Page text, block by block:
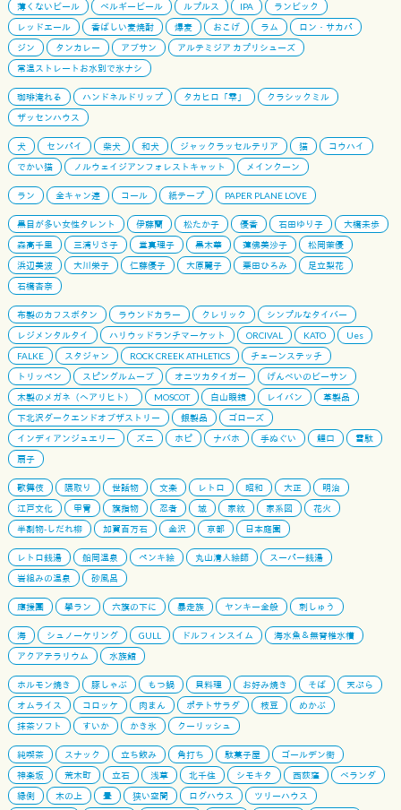
薄くないビール ベルギービール ルプルス IPA
ランビック
レッドエール
香ばしい麦焼酎 爆麦 おこげ ラム
ロン・サカパ
ジン
タンカレー アブサン
アルテミジア カプリシューズ
常温ストレートお水別で氷ナシ
珈琲淹れる ハンドネルドリップ タカヒロ「雫」
クラシックミル
ザッセンハウス
犬 センパイ 柴犬 和犬 ジャックラッセルテリア 猫
コウハイ
でかい猫
ノルウェイジアンフォレストキャット メインクーン
ラン 全キャン連 コール 紙テープ PAPER PLANE LOVE
黒目が多い女性タレント 伊藤蘭 松たか子 優香 石田ゆり子
大橋未歩
森高千里
三浦りさ子 堂真理子 黒木華 蓮佛美沙子
松岡茉優
浜辺美波
大川栄子 仁藤優子 大原麗子 栗田ひろみ
足立梨花
石橋杏奈
布製のカフスボタン ラウンドカラー クレリック
シンプルなタイバー
レジメンタルタイ
ハリウッドランチマーケット ORCIVAL KATO
Ues
FALKE
スタジャン ROCK CREEK ATHLETICS
チェーンステッチ
トリッペン
スピングルムーブ オニツカタイガー
げんべいのビーサン
木製のメガネ（ヘアリヒト）
MOSCOT 白山眼鏡 レイバン
革製品
下北沢ダークエンドオブザストリー
銀製品
ゴローズ
インディアンジュエリー
ズニ ホピ ナバホ 手ぬぐい 鯉口
雪駄
扇子
歌舞伎 隈取り 世話物 文楽 レトロ 昭和 大正
明治
江戸文化
甲冑 旗指物 忍者 城 家紋 家系図
花火
半割物-しだれ柳
加賀百万石 金沢 京都 日本庭園
レトロ銭湯 船岡温泉 ペンキ絵 丸山清人絵師
スーパー銭湯
岩組みの温泉
砂風呂
應援團 學ラン 六旗の下に 暴走族 ヤンキー全般 刺しゅう
海 シュノーケリング GULL ドルフィンスイム
海水魚＆無脊椎水槽
アクアテラリウム
水族館
ホルモン焼き 豚しゃぶ もつ鍋 貝料理 お好み焼き そば
天ぷら
オムライス
コロッケ 肉まん ポテトサラダ 枝豆
めかぶ
抹茶ソフト
すいか かき氷 クーリッシュ
純喫茶 スナック 立ち飲み 角打ち 駄菓子屋
ゴールデン街
神楽坂
荒木町 立石 浅草 北千住 シモキタ 西荻窪
ベランダ
縁側
木の上 畳 狭い空間 ログハウス
ツリーハウス